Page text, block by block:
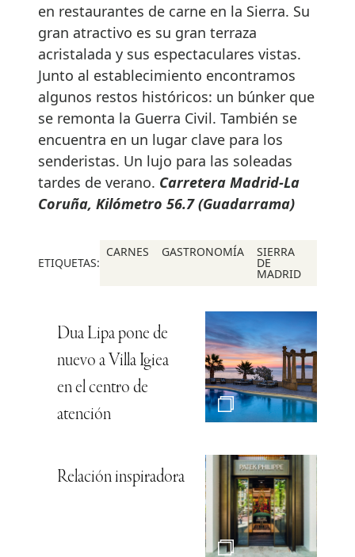
en restaurantes de carne en la Sierra. Su
gran atractivo es su gran terraza
acristalada y sus espectaculares vistas.
Junto al establecimiento encontramos
algunos restos históricos: un búnker que
se remonta la Guerra Civil. También se
encuentra en un lugar clave para los
senderistas. Un lujo para las soleadas
tardes de verano. Carretera Madrid-La
Coruña, Kilómetro 56.7 (Guadarrama)
ETIQUETAS:
CARNES GASTRONOMÍA SIERRA
DE
MADRID
Dua Lipa pone de
nuevo a Villa Igiea
en el centro de
atención
Relación inspiradora